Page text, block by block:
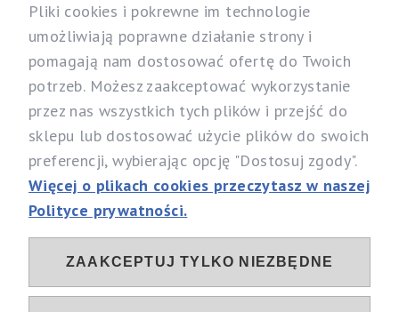
Nasz sklep
Specjalistyczny Sklep dla Alergików Mirosław Rybicki
Sobików 5, 05-530 Góra Kalwaria
woj. mazowieckie
Telefon:537 111 212, 731 603 303
Email:info@alergia-dom.pl
Sociale
Pliki cookies i pokrewne im technologie
umożliwiają poprawne działanie strony i
pomagają nam dostosować ofertę do Twoich
potrzeb. Możesz zaakceptować wykorzystanie
przez nas wszystkich tych plików i przejść do
sklepu lub dostosować użycie plików do swoich
preferencji, wybierając opcję "Dostosuj zgody".
Więcej o plikach cookies przeczytasz w naszej
Polityce prywatności.
ZAAKCEPTUJ TYLKO NIEZBĘDNE